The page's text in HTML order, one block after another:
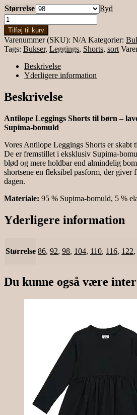
Størrelse
Ryd
Leggings
shorts
antal
Tilføj til kurv
Varenummer (SKU): N/A Kategorier:
Tags: Bukser, Leggings, Shorts, sort
Beskrivelse
Yderligere information
Beskrivelse
Antilope Leggings Shorts til børn –
Supima-bomuld
Vores Antilope Leggings Shorts er skabt
De er fremstillet i eksklusiv Supima-
blød og mere holdbar end almindelig
shortsene en fleksibel pasform, der giver
dagen.
Materiale: 95 % Supima-bomuld, 5 %
Yderligere information
Størrelse 86, 92, 98, 104, 110, 116, 122,
Du kunne også være